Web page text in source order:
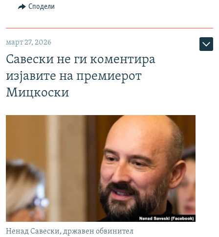
Сподели
март 27, 2026
Савески не ги коментира
изјавите на премиерот
Мицкоски
Ненад Савески, државен обвинител